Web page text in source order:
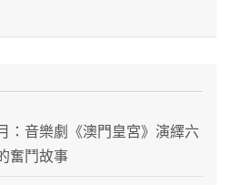
：音樂劇《澳門皇宮》演繹六
奮鬥故事